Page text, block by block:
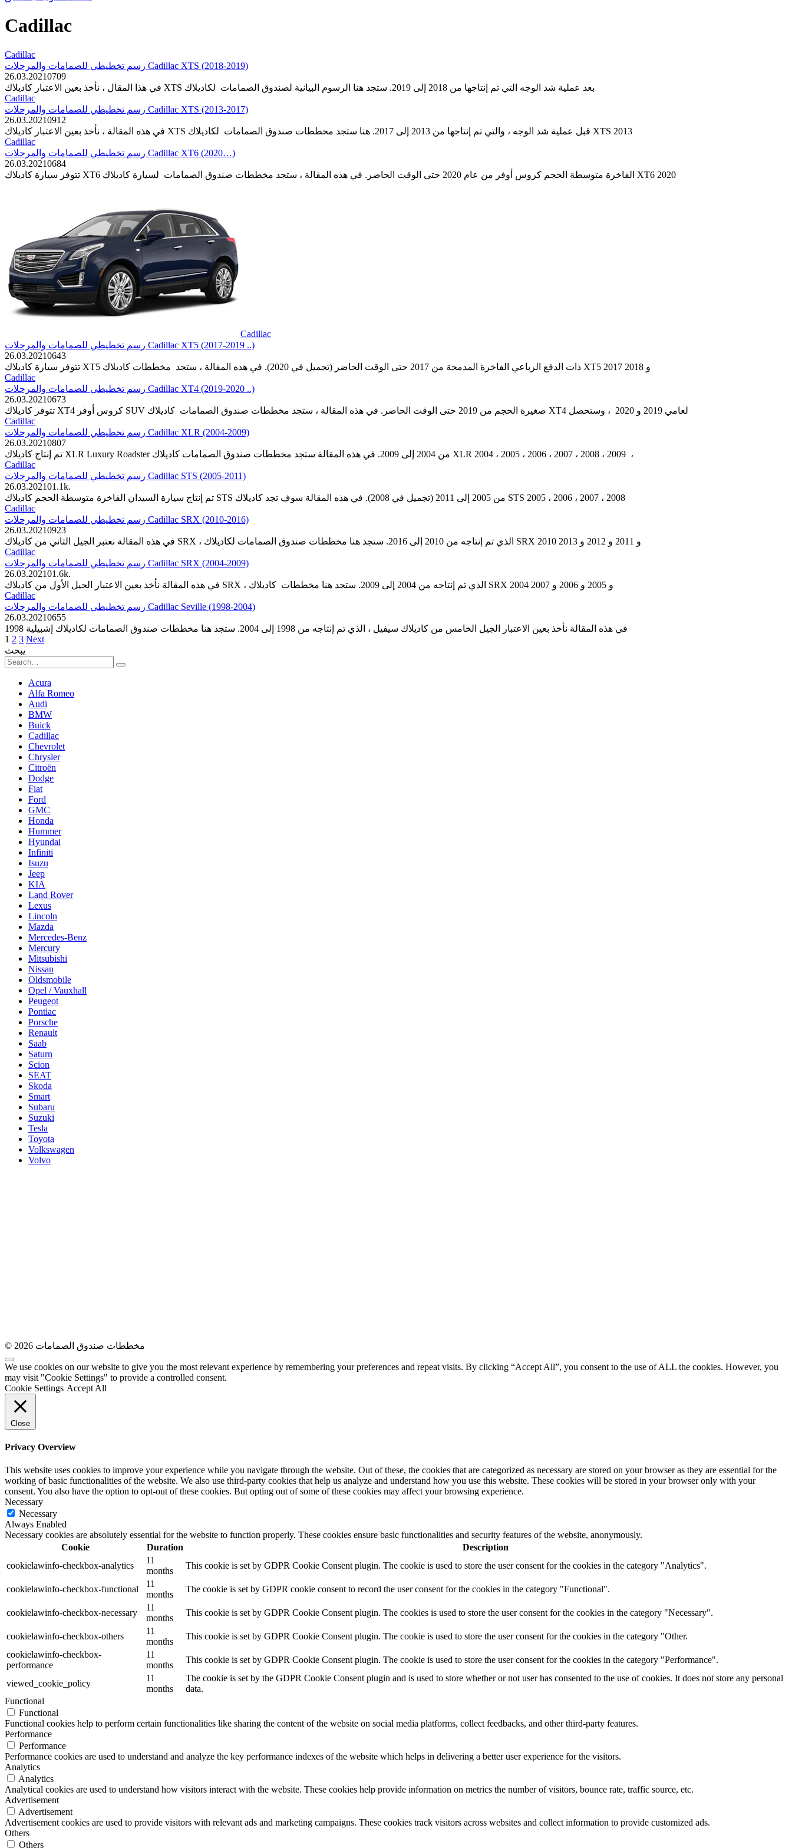
Cadillac
Cadillac
رسم تخطيطي للصمامات والمرحلات Cadillac XTS (2018-2019)
26.03.20210709
في هذا المقال ، نأخذ بعين الاعتبار كاديلاك XTS بعد عملية شد الوجه التي تم إنتاجها من 2018 إلى 2019. ستجد هنا الرسوم البيانية لصندوق الصمامات لكاديلاك
Cadillac
رسم تخطيطي للصمامات والمرحلات Cadillac XTS (2013-2017)
26.03.20210912
في هذه المقالة ، نأخذ بعين الاعتبار كاديلاك XTS قبل عملية شد الوجه ، والتي تم إنتاجها من 2013 إلى 2017. هنا ستجد مخططات صندوق الصمامات لكاديلاك XTS 2013
Cadillac
رسم تخطيطي للصمامات والمرحلات Cadillac XT6 (2020…)
26.03.20210684
تتوفر سيارة كاديلاك XT6 الفاخرة متوسطة الحجم كروس أوفر من عام 2020 حتى الوقت الحاضر. في هذه المقالة ، ستجد مخططات صندوق الصمامات لسيارة كاديلاك XT6 2020
Cadillac
رسم تخطيطي للصمامات والمرحلات Cadillac XT5 (2017-2019 ..)
26.03.20210643
تتوفر سيارة كاديلاك XT5 ذات الدفع الرباعي الفاخرة المدمجة من 2017 حتى الوقت الحاضر (تجميل في 2020). في هذه المقالة ، ستجد مخططات كاديلاك XT5 2017 و 2018
Cadillac
رسم تخطيطي للصمامات والمرحلات Cadillac XT4 (2019-2020 ..)
26.03.20210673
تتوفر كاديلاك XT4 كروس أوفر SUV صغيرة الحجم من 2019 حتى الوقت الحاضر. في هذه المقالة ، ستجد مخططات صندوق الصمامات كاديلاك XT4 لعامي 2019 و 2020 ، وستحصل
Cadillac
رسم تخطيطي للصمامات والمرحلات Cadillac XLR (2004-2009)
26.03.20210807
تم إنتاج كاديلاك XLR Luxury Roadster من 2004 إلى 2009. في هذه المقالة ستجد مخططات صندوق الصمامات كاديلاك XLR 2004 ، 2005 ، 2006 ، 2007 ، 2008 ، 2009 ،
Cadillac
رسم تخطيطي للصمامات والمرحلات Cadillac STS (2005-2011)
26.03.202101.1k.
تم إنتاج سيارة السيدان الفاخرة متوسطة الحجم كاديلاك STS من 2005 إلى 2011 (تجميل في 2008). في هذه المقالة سوف تجد كاديلاك STS 2005 ، 2006 ، 2007 ، 2008
Cadillac
رسم تخطيطي للصمامات والمرحلات Cadillac SRX (2010-2016)
26.03.20210923
في هذه المقالة نعتبر الجيل الثاني من كاديلاك SRX ، الذي تم إنتاجه من 2010 إلى 2016. ستجد هنا مخططات صندوق الصمامات لكاديلاك SRX 2010 و 2011 و 2012 و 2013
Cadillac
رسم تخطيطي للصمامات والمرحلات Cadillac SRX (2004-2009)
26.03.202101.6k.
في هذه المقالة نأخذ بعين الاعتبار الجيل الأول من كاديلاك SRX ، الذي تم إنتاجه من 2004 إلى 2009. ستجد هنا مخططات كاديلاك SRX 2004 و 2005 و 2006 و 2007
Cadillac
رسم تخطيطي للصمامات والمرحلات Cadillac Seville (1998-2004)
26.03.20210655
في هذه المقالة نأخذ بعين الاعتبار الجيل الخامس من كاديلاك سيفيل ، الذي تم إنتاجه من 1998 إلى 2004. ستجد هنا مخططات صندوق الصمامات لكاديلاك إشبيلية 1998
Posts
pagination
1 2 3 Next
يبحث
Search
for:
Acura
Alfa Romeo
Audi
BMW
Buick
Cadillac
Chevrolet
Chrysler
Citroën
Dodge
Fiat
Ford
GMC
Honda
Hummer
Hyundai
Infiniti
Isuzu
Jeep
KIA
Land Rover
Lexus
Lincoln
Mazda
Mercedes-Benz
Mercury
Mitsubishi
Nissan
Oldsmobile
Opel / Vauxhall
Peugeot
Pontiac
Porsche
Renault
Saab
Saturn
Scion
SEAT
Skoda
Smart
Subaru
Suzuki
Tesla
Toyota
Volkswagen
Volvo
© 2026 مخططات صندوق الصمامات
We use cookies on our website to give you the most relevant experience by remembering your preferences and repeat visits. By clicking “Accept All”, you consent to the use of ALL the cookies. However, you
may visit "Cookie Settings" to provide a controlled consent.
Cookie Settings Accept All
Close
Privacy Overview
This website uses cookies to improve your experience while you navigate through the website. Out of these, the cookies that are categorized as necessary are stored on your browser as they are essential for the
working of basic functionalities of the website. We also use third-party cookies that help us analyze and understand how you use this website. These cookies will be stored in your browser only with your
consent. You also have the option to opt-out of these cookies. But opting out of some of these cookies may affect your browsing experience.
Necessary
Necessary
Always Enabled
Necessary cookies are absolutely essential for the website to function properly. These cookies ensure basic functionalities and security features of the website, anonymously.
Cookie
Duration
Description
cookielawinfo-checkbox-analytics
11
months
This cookie is set by GDPR Cookie Consent plugin. The cookie is used to store the user consent for the cookies in the category "Analytics".
cookielawinfo-checkbox-functional
11
months
The cookie is set by GDPR cookie consent to record the user consent for the cookies in the category "Functional".
cookielawinfo-checkbox-necessary
11
months
This cookie is set by GDPR Cookie Consent plugin. The cookies is used to store the user consent for the cookies in the category "Necessary".
cookielawinfo-checkbox-others
11
months
This cookie is set by GDPR Cookie Consent plugin. The cookie is used to store the user consent for the cookies in the category "Other.
cookielawinfo-checkbox-
performance
11
months
This cookie is set by GDPR Cookie Consent plugin. The cookie is used to store the user consent for the cookies in the category "Performance".
viewed_cookie_policy
11
months
The cookie is set by the GDPR Cookie Consent plugin and is used to store whether or not user has consented to the use of cookies. It does not store any personal
data.
Functional
Functional
Functional cookies help to perform certain functionalities like sharing the content of the website on social media platforms, collect feedbacks, and other third-party features.
Performance
Performance
Performance cookies are used to understand and analyze the key performance indexes of the website which helps in delivering a better user experience for the visitors.
Analytics
Analytics
Analytical cookies are used to understand how visitors interact with the website. These cookies help provide information on metrics the number of visitors, bounce rate, traffic source, etc.
Advertisement
Advertisement
Advertisement cookies are used to provide visitors with relevant ads and marketing campaigns. These cookies track visitors across websites and collect information to provide customized ads.
Others
Others